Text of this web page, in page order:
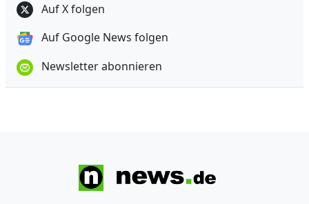
Auf X folgen
Auf Google News folgen
Newsletter abonnieren